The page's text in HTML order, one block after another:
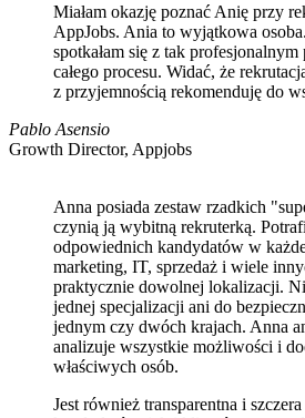
Miałam okazję poznać Anię przy
AppJobs. Ania to wyjątkowa
spotkałam się z tak profesjonalnym
całego procesu. Widać, że
z przyjemnością rekomenduję do
Pablo Asensio
Growth Director, Appjobs
Anna posiada zestaw rzadkich
czynią ją wybitną rekruterką.
odpowiednich kandydatów w
marketing, IT, sprzedaż i wiele
praktycznie dowolnej lokalizacji.
jednej specjalizacji ani do
jednym czy dwóch krajach. Anna
analizuje wszystkie możliwości i
właściwych osób.
Jest również transparentna i